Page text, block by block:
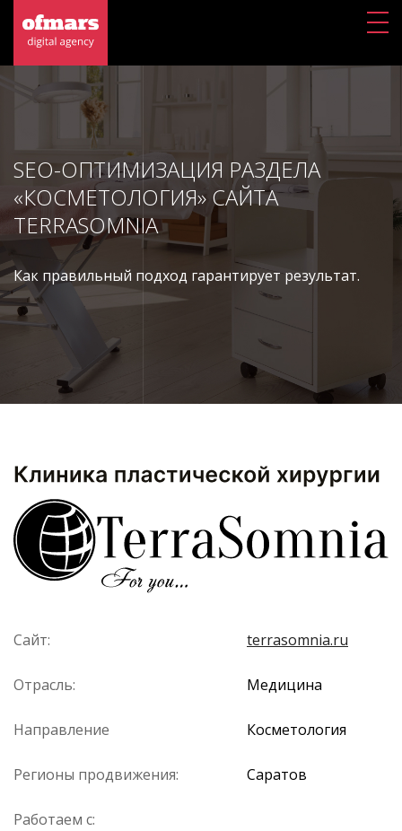
SEO-ОПТИМИЗАЦИЯ РАЗДЕЛА
«КОСМЕТОЛОГИЯ» САЙТА
TERRASOMNIA
Как правильный подход гарантирует результат.
Сайт: terrasomnia.ru
Отрасль: Медицина
Направление Косметология
Регионы продвижения: Саратов
Работаем с: